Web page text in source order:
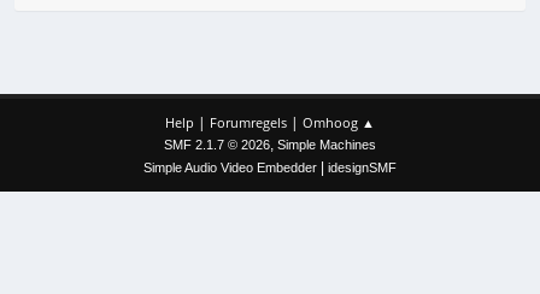
Help | Forumregels | Omhoog ▲
SMF 2.1.7 © 2026, Simple Machines
Simple Audio Video Embedder
idesignSMF